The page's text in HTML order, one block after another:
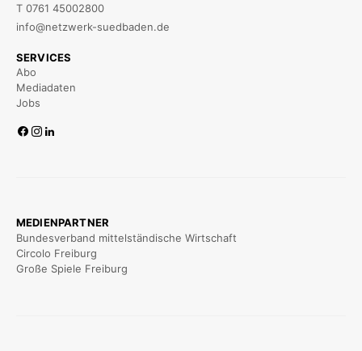
T 0761 45002800
info@netzwerk-suedbaden.de
SERVICES
Abo
Mediadaten
Jobs
MEDIENPARTNER
Bundesverband mittelständische Wirtschaft
Circolo Freiburg
Große Spiele Freiburg